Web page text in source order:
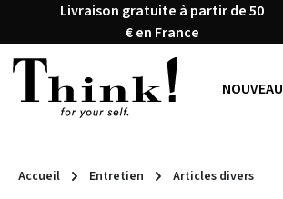
au contenu principal
Passer à la recherche
Passer à la navigation principale
Livraison gratuite à partir de 50
€ en France
NOUVEAU
Accueil Entretien Articles divers